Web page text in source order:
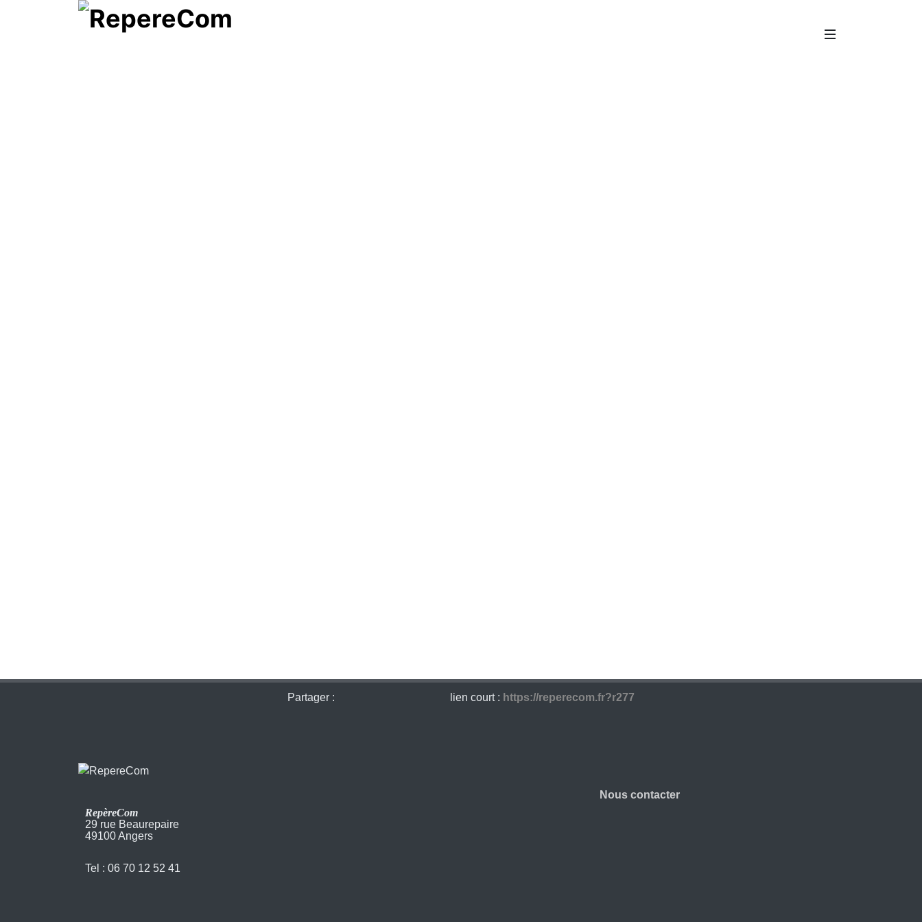
Partager : lien court : https://reperecom.fr?r277
RepèreCom
29 rue Beaurepaire
49100 Angers
Tel : 06 70 12 52 41
Nous contacter